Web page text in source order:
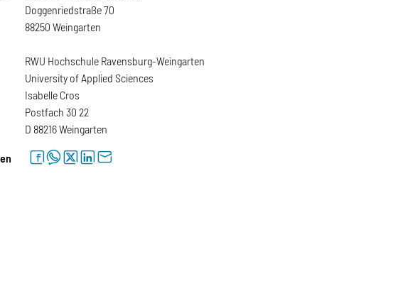
Doggenriedstraße 70
88250 Weingarten
RWU Hochschule Ravensburg-Weingarten
University of Applied Sciences
Isabelle Cros
Postfach 30 22
D 88216 Weingarten
facebookwhatsapptwitterlinkedinletter